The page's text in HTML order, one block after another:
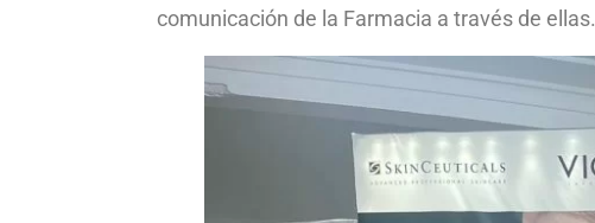
comunicación de la Farmacia a través de ellas.